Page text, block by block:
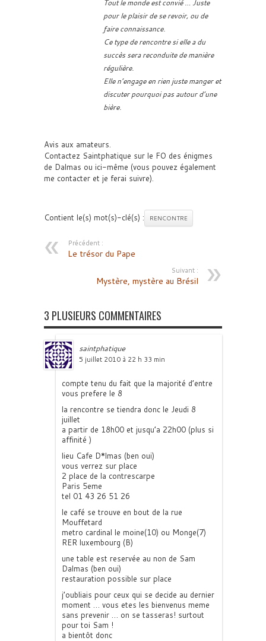
Tout le monde est convié … Juste
pour le plaisir de se revoir, ou de
faire connaissance.
Ce type de rencontre si elle a du
succès sera reconduite de manière
régulière.
Elle n’engage en rien juste manger et
discuter pourquoi pas autour d’une
bière.
Avis aux amateurs.
Contactez Saintphatique sur le FO des énigmes
de Dalmas ou ici-même (vous pouvez également
me contacter et je ferai suivre).
Contient le(s) mot(s)-clé(s) : RENCONTRE
Précédent :
Le trésor du Pape
Suivant :
Mystère, mystère au Brésil
3 PLUSIEURS COMMENTAIRES
saintphatique
5 juillet 2010 à 22 h 33 min
compte tenu du fait que la majorité d’entre
vous prefere le 8
la rencontre se tiendra donc le Jeudi 8
juillet
a partir de 18h00 et jusqu’a 22h00 (plus si
affinité )
lieu Cafe D*lmas (ben oui)
vous verrez sur place
2 place de la contrescarpe
Paris 5eme
tel 01 43 26 51 26
le café se trouve en bout de la rue
Mouffetard
metro cardinal le moine(10) ou Monge(7)
RER luxembourg (B)
une table est reservée au non de Sam
Dalmas (ben oui)
restauration possible sur place
j’oubliais pour ceux qui se decide au dernier
moment … vous etes les bienvenus meme
sans prevenir … on se tasseras! surtout
pour toi Sam !
a bientôt donc